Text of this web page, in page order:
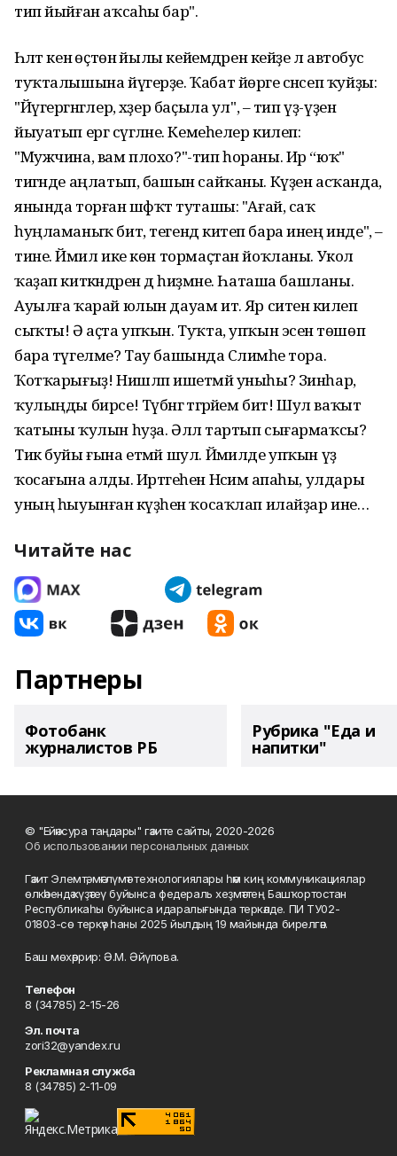
тип йыйған аҡсаһы бар".
Һәләт кенә өҫтөнә йылы кейемдәрен кейҙе лә автобус
туҡталышына йүгерҙе. Ҡабат йөрәге сәнсеп ҡуйҙы:
"Йүгергәнгәлер, хәҙер баҫыла ул", – тип үҙ-үҙен
йыуатып ергә сүгәләне. Кемеһелер килеп:
"Мужчина, вам плохо?"-тип һораны. Ир “юҡ"
тигәнде аңлатып, башын сайҡаны. Күҙен асҡанда,
янында торған шәфҡәт туташы: "Ағай, саҡ
һуңламаныҡ бит, тегендә китеп бара инең инде", –
тине. Йәмил ике көн тормаҫтан йоҡланы. Укол
ҡаҙап киткәндәрен дә һиҙмәне. Һаташа башланы.
Ауылға ҡарай юлын дауам итә. Яр ситенә килеп
сыҡты! Ә аҫта упҡын. Туҡта, упҡын эсенә төшөп
бара түгелме? Тау башында Сәлимәһе тора.
Ҡотҡарығыҙ! Нишләп ишетмәй уныһы? Зинһар,
ҡулыңды бирсе! Түбәнгә тәгәрәйем бит! Шул ваҡыт
ҡатыны ҡулын һуҙа. Әллә тартып сығармаҡсы?
Тик буйы ғына етмәй шул. Йәмилде упҡын үҙ
ҡосағына алды. Иртәгеһен Нәсимә апаһы, улдары
уның һыуынған кәүҙәһен ҡосаҡлап илайҙар ине…
Читайте нас
Партнеры
Фотобанк
журналистов РБ
Рубрика "Еда и
напитки"
© "Ейәнсура таңдары" гәзите сайты, 2020-2026
Об использовании персональных данных
Гәзит Элемтә, мәғлүмәт технологиялары һәм киң коммуникациялар
өлкәһендә күҙәтеү буйынса федераль хеҙмәттең Башҡортостан
Республикаһы буйынса идаралығында теркәлде. ПИ ТУ02-
01803-сө теркәү һаны 2025 йылдың 19 майында бирелгән.
Баш мөхәррир: Ә.М. Әйүпова.
Телефон
8 (34785) 2-15-26
Эл. почта
zori32@yandex.ru
Рекламная служба
8 (34785) 2-11-09